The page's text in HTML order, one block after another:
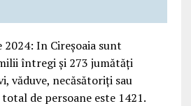
In Cireșoaia sunt
întregi și 273 jumătăți
văduve, necăsătoriți sau
de persoane este 1421.